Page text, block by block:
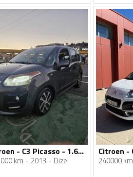
Citroen - C3 Picasso - 1.6 hdi
km 2013 Dizel 240000 km